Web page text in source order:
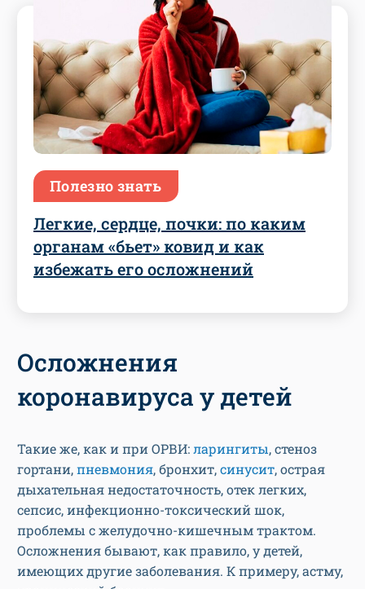
Полезно знать
Легкие, сердце, почки: по каким
органам «бьет» ковид и как
избежать его осложнений
Осложнения
коронавируса у детей
Такие же, как и при ОРВИ:ларингиты, стеноз
гортани,пневмония, бронхит,синусит, острая
дыхательная недостаточность, отек легких,
сепсис, инфекционно-токсический шок,
проблемы с желудочно-кишечным трактом.
Осложнения бывают, как правило, у детей,
имеющих другие заболевания. К примеру, астму,